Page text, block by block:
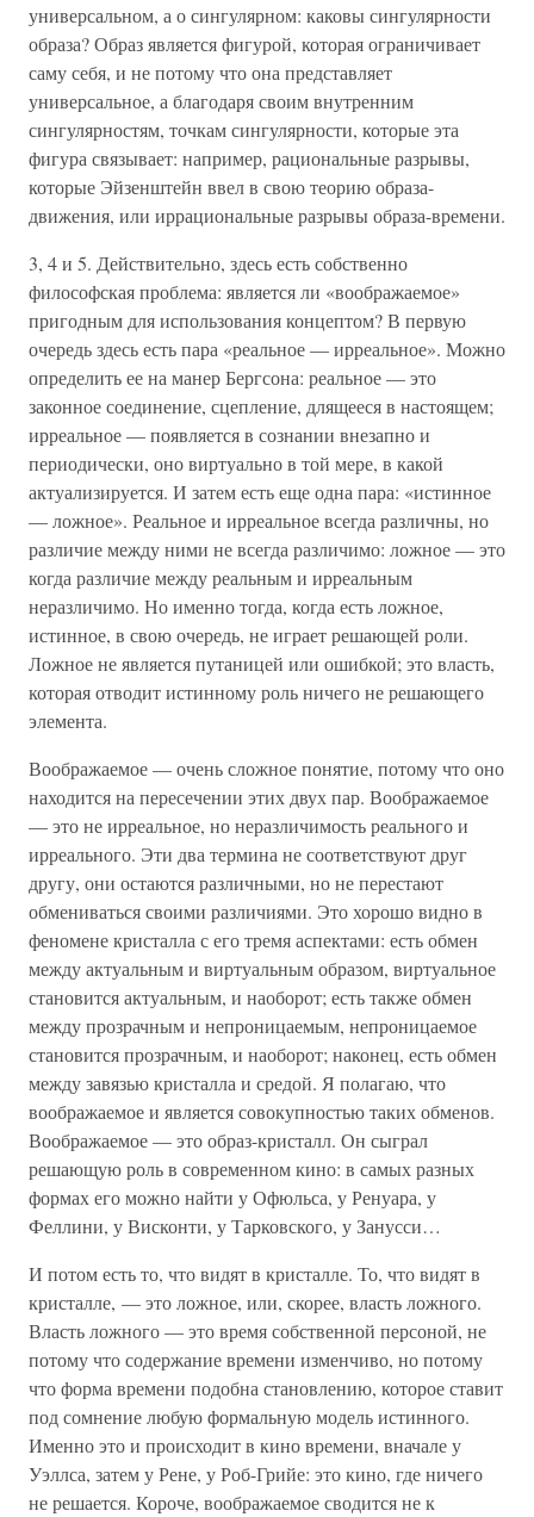
универсальном, а о сингулярном: каковы сингулярности
образа? Образ является фигурой, которая ограничивает
саму себя, и не потому что она представляет
универсальное, а благодаря своим внутренним
сингулярностям, точкам сингулярности, которые эта
фигура связывает: например, рациональные разрывы,
которые Эйзенштейн ввел в свою теорию образа-
движения, или иррациональные разрывы образа-времени.
3, 4 и 5. Действительно, здесь есть собственно
философская проблема: является ли «воображаемое»
пригодным для использования концептом? В первую
очередь здесь есть пара «реальное — ирреальное». Можно
определить ее на манер Бергсона: реальное — это
законное соединение, сцепление, длящееся в настоящем;
ирреальное — появляется в сознании внезапно и
периодически, оно виртуально в той мере, в какой
актуализируется. И затем есть еще одна пара: «истинное
— ложное». Реальное и ирреальное всегда различны, но
различие между ними не всегда различимо: ложное — это
когда различие между реальным и ирреальным
неразличимо. Но именно тогда, когда есть ложное,
истинное, в свою очередь, не играет решающей роли.
Ложное не является путаницей или ошибкой; это власть,
которая отводит истинному роль ничего не решающего
элемента.
Воображаемое — очень сложное понятие, потому что оно
находится на пересечении этих двух пар. Воображаемое
— это не ирреальное, но неразличимость реального и
ирреального. Эти два термина не соответствуют друг
другу, они остаются различными, но не перестают
обмениваться своими различиями. Это хорошо видно в
феномене кристалла с его тремя аспектами: есть обмен
между актуальным и виртуальным образом, виртуальное
становится актуальным, и наоборот; есть также обмен
между прозрачным и непроницаемым, непроницаемое
становится прозрачным, и наоборот; наконец, есть обмен
между завязью кристалла и средой. Я полагаю, что
воображаемое и является совокупностью таких обменов.
Воображаемое — это образ-кристалл. Он сыграл
решающую роль в современном кино: в самых разных
формах его можно найти у Офюльса, у Ренуара, у
Феллини, у Висконти, у Тарковского, у Занусси…
И потом есть то, что видят в кристалле. То, что видят в
кристалле, — это ложное, или, скорее, власть ложного.
Власть ложного — это время собственной персоной, не
потому что содержание времени изменчиво, но потому
что форма времени подобна становлению, которое ставит
под сомнение любую формальную модель истинного.
Именно это и происходит в кино времени, вначале у
Уэллса, затем у Рене, у Роб-Грийе: это кино, где ничего
не решается. Короче, воображаемое сводится не к